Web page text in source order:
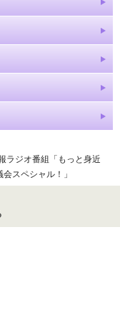
ラジオ番組「もっと身近
スペシャル！」